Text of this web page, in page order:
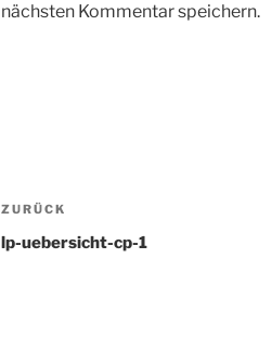
nächsten Kommentar speichern.
Beitragsnavigation
Vorheriger
Beitrag
ZURÜCK
lp-uebersicht-cp-1